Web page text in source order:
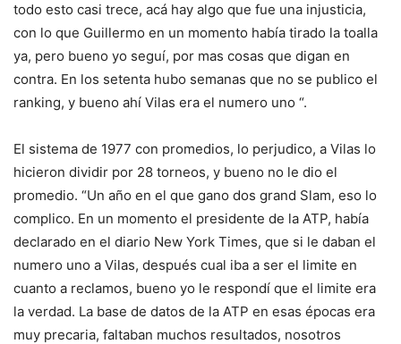
todo esto casi trece, acá hay algo que fue una injusticia,
con lo que Guillermo en un momento había tirado la toalla
ya, pero bueno yo seguí, por mas cosas que digan en
contra. En los setenta hubo semanas que no se publico el
ranking, y bueno ahí Vilas era el numero uno “.
El sistema de 1977 con promedios, lo perjudico, a Vilas lo
hicieron dividir por 28 torneos, y bueno no le dio el
promedio. “Un año en el que gano dos grand Slam, eso lo
complico. En un momento el presidente de la ATP, había
declarado en el diario New York Times, que si le daban el
numero uno a Vilas, después cual iba a ser el limite en
cuanto a reclamos, bueno yo le respondí que el limite era
la verdad. La base de datos de la ATP en esas épocas era
muy precaria, faltaban muchos resultados, nosotros